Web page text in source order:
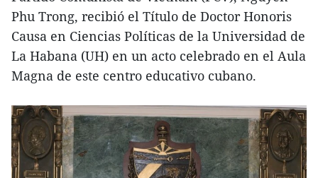
Phu Trong, recibió el Título de Doctor Honoris
Causa en Ciencias Políticas de la Universidad de
La Habana (UH) en un acto celebrado en el Aula
Magna de este centro educativo cubano.